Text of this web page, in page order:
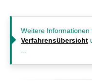
Weitere Informationen
Verfahrensübersicht